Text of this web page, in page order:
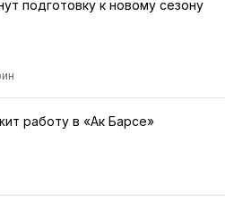
подготовку к новому сезону
работу в «Ак Барсе»